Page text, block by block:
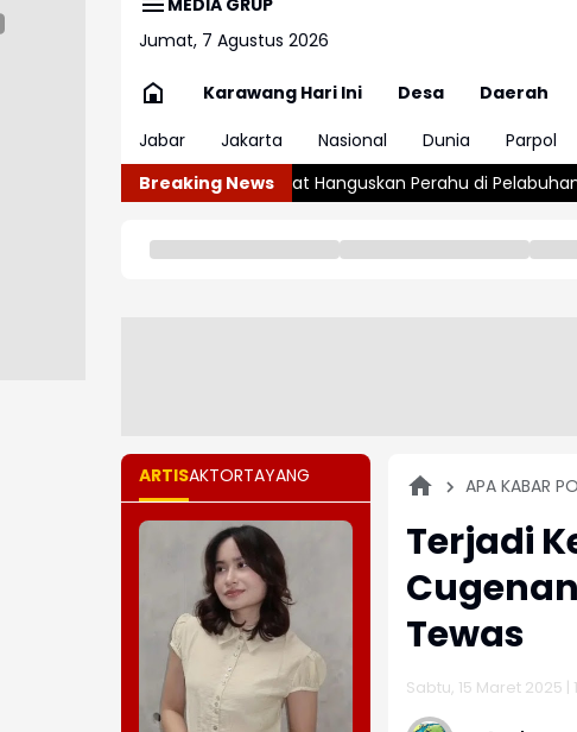
Jumat, 7 Agustus 2026
Karawang Hari Ini Desa Daerah
Jabar
Jakarta Nasional Dunia Parpol
Breaking News
Hebat Hanguskan Perahu di Pelabuhan Karangsong Indramayu
ARTISAKTORTAYANG APA KABAR
Terjadi
Tewas
Sabtu, 15 Maret 2025 |